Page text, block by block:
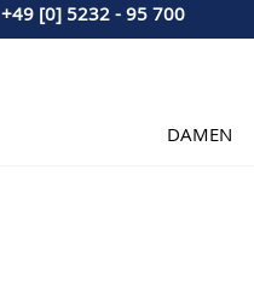
+49 [0] 5232 - 95 700
DAMEN